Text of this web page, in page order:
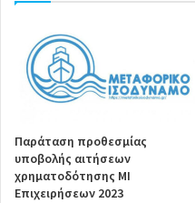
Παράταση προθεσμίας
υποβολής αιτήσεων
χρηματοδότησης ΜΙ
Επιχειρήσεων 2023